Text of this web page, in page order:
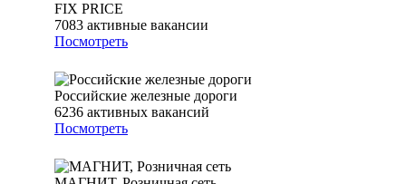
FIX PRICE
7083 активные вакансии
Посмотреть
Российские железные дороги
6236 активных вакансий
Посмотреть